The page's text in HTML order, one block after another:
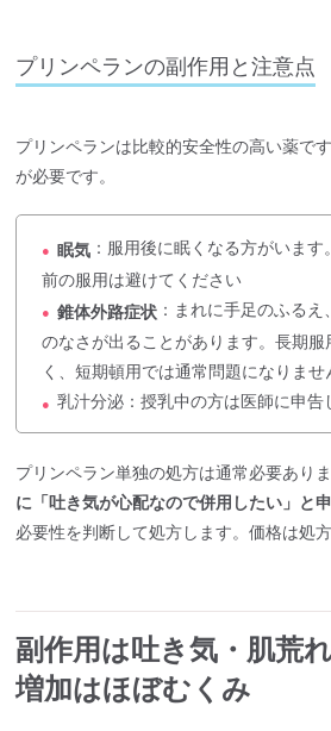
プリンペランの副作用と注意点
プリンペランは比較的安全性の高い薬で
が必要です。
● 眠気 ：服用後に眠くなる方がいま
前の服用は避けてください
● 錐体外路症状 ：まれに手足のふる
のなさが出ることがあります。長期
く、短期頓用では通常問題になりませ
● 乳汁分泌：授乳中の方は医師に申告
プリンペラン単独の処方は通常必要ありま
に「吐き気が心配なので併用したい」と
必要性を判断して処方します。価格は処
副作用は吐き気・肌荒
増加はほぼむくみ